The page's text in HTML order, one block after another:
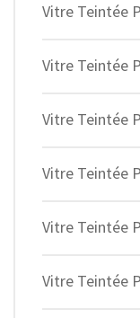
Vitre Teintée
Vitre Teintée
Vitre Teintée
Vitre Teintée
Vitre Teintée
Vitre Teintée